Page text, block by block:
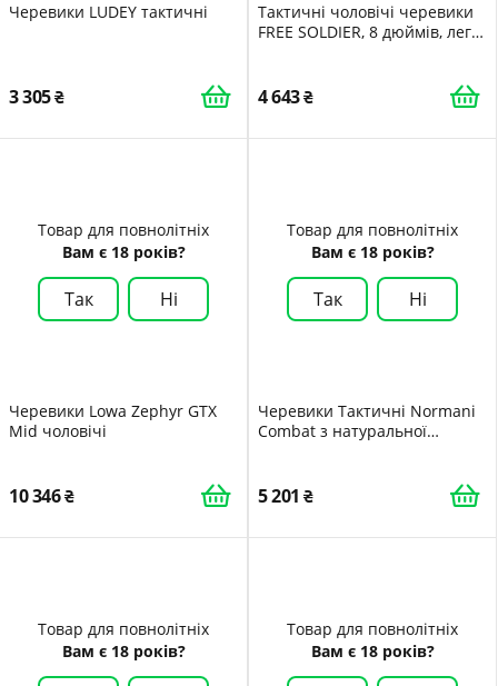
Черевики LUDEY тактичні
3 305
Тактичні чоловічі черевики
FREE SOLDIER, 8 дюймів, легкі
черевики, пустельні
4 643
Товар для повнолітніх
Вам є 18 років?
Так Ні
Черевики Lowa Zephyr GTX
Mid чоловічі
10 346
Товар для повнолітніх
Вам є 18 років?
Так Ні
Черевики Тактичні Normani
Combat з натуральної
5 201
Товар для повнолітніх
Вам є 18 років?
Товар для повнолітніх
Вам є 18 років?